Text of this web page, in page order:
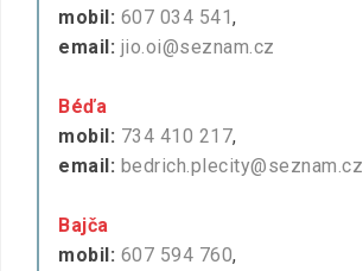
mobil: 607 034 541,
email: jio.oi@seznam.cz
Béďa
mobil: 734 410 217,
email: bedrich.plecity@seznam.cz
Bajča
mobil: 607 594 760,